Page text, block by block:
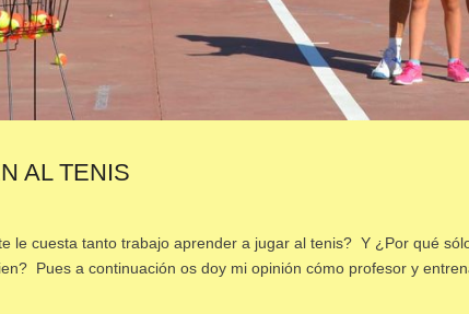
AL TENIS
le cuesta tanto trabajo aprender a jugar al tenis? Y ¿Por qué
Pues a continuación os doy mi opinión cómo profesor y